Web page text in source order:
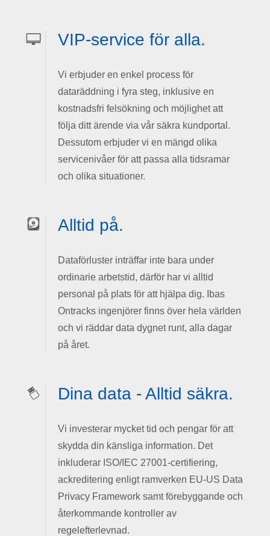
VIP-service för alla.
Vi erbjuder en enkel process för
dataräddning i fyra steg, inklusive en
kostnadsfri felsökning och möjlighet att
följa ditt ärende via vår säkra kundportal.
Dessutom erbjuder vi en mängd olika
servicenivåer för att passa alla tidsramar
och olika situationer.
Alltid på.
Dataförluster inträffar inte bara under
ordinarie arbetstid, därför har vi alltid
personal på plats för att hjälpa dig. Ibas
Ontracks ingenjörer finns över hela världen
och vi räddar data dygnet runt, alla dagar
på året.
Dina data - Alltid säkra.
Vi investerar mycket tid och pengar för att
skydda din känsliga information. Det
inkluderar ISO/IEC 27001-certifiering,
ackreditering enligt ramverken EU-US Data
Privacy Framework samt förebyggande och
återkommande kontroller av
regelefterlevnad.